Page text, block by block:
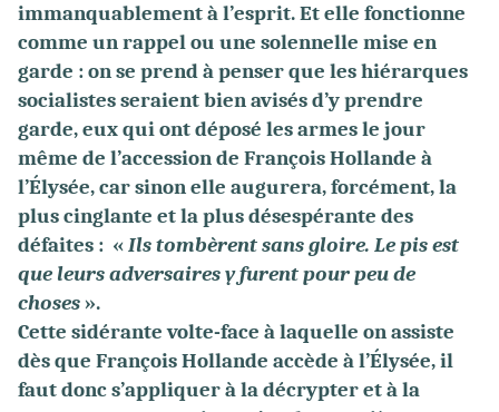
immanquablement à l’esprit. Et elle fonctionne
comme un rappel ou une solennelle mise en
garde : on se prend à penser que les hiérarques
socialistes seraient bien avisés d’y prendre
garde, eux qui ont déposé les armes le jour
même de l’accession de François Hollande à
l’Élysée, car sinon elle augurera, forcément, la
plus cinglante et la plus désespérante des
défaites : «Ils tombèrent sans gloire. Le pis est
que leurs adversaires y furent pour peu de
choses ».
Cette sidérante volte-face à laquelle on assiste
dès que François Hollande accède à l’Élysée, il
faut donc s’appliquer à la décrypter et à la